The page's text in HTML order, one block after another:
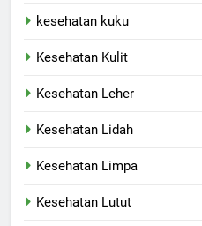
kesehatan kuku
Kesehatan Kulit
Kesehatan Leher
Kesehatan Lidah
Kesehatan Limpa
Kesehatan Lutut